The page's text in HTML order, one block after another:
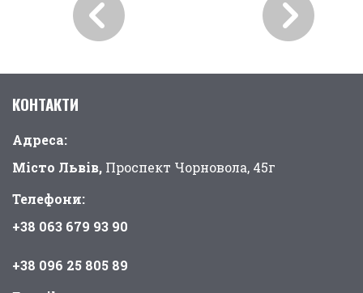
КОНТАКТИ
Адреса:
Місто Львів, Проспект Чорновола, 45г
Телефони:
+38 063 679 93 90
+38 096 25 805 89